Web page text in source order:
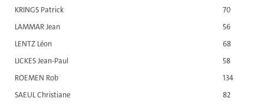
KRINGS Patrick
70
LAMMAR Jean
56
LENTZ Léon
68
LICKES Jean-Paul
58
ROEMEN Rob
134
SAEUL Christiane
82